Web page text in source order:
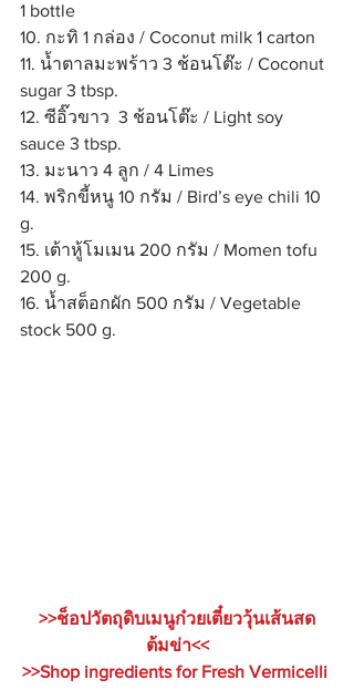
1 bottle
10. กะทิ 1 กล่อง / Coconut milk 1 carton
11. น้ำตาลมะพร้าว 3 ช้อนโต๊ะ / Coconut
sugar 3 tbsp.
12. ซีอิ๊วขาว  3 ช้อนโต๊ะ / Light soy
sauce 3 tbsp.
13. มะนาว 4 ลูก / 4 Limes
14. พริกขี้หนู 10 กรัม / Bird’s eye chili 10
g.
15. เต้าหู้โมเมน 200 กรัม / Momen tofu
200 g.
16. น้ำสต็อกผัก 500 กรัม / Vegetable
stock 500 g.
>>ช็อปวัตถุดิบเมนูก๋วยเตี๋ยววุ้นเส้นสด
ต้มข่า<<
>>Shop ingredients for Fresh Vermicelli